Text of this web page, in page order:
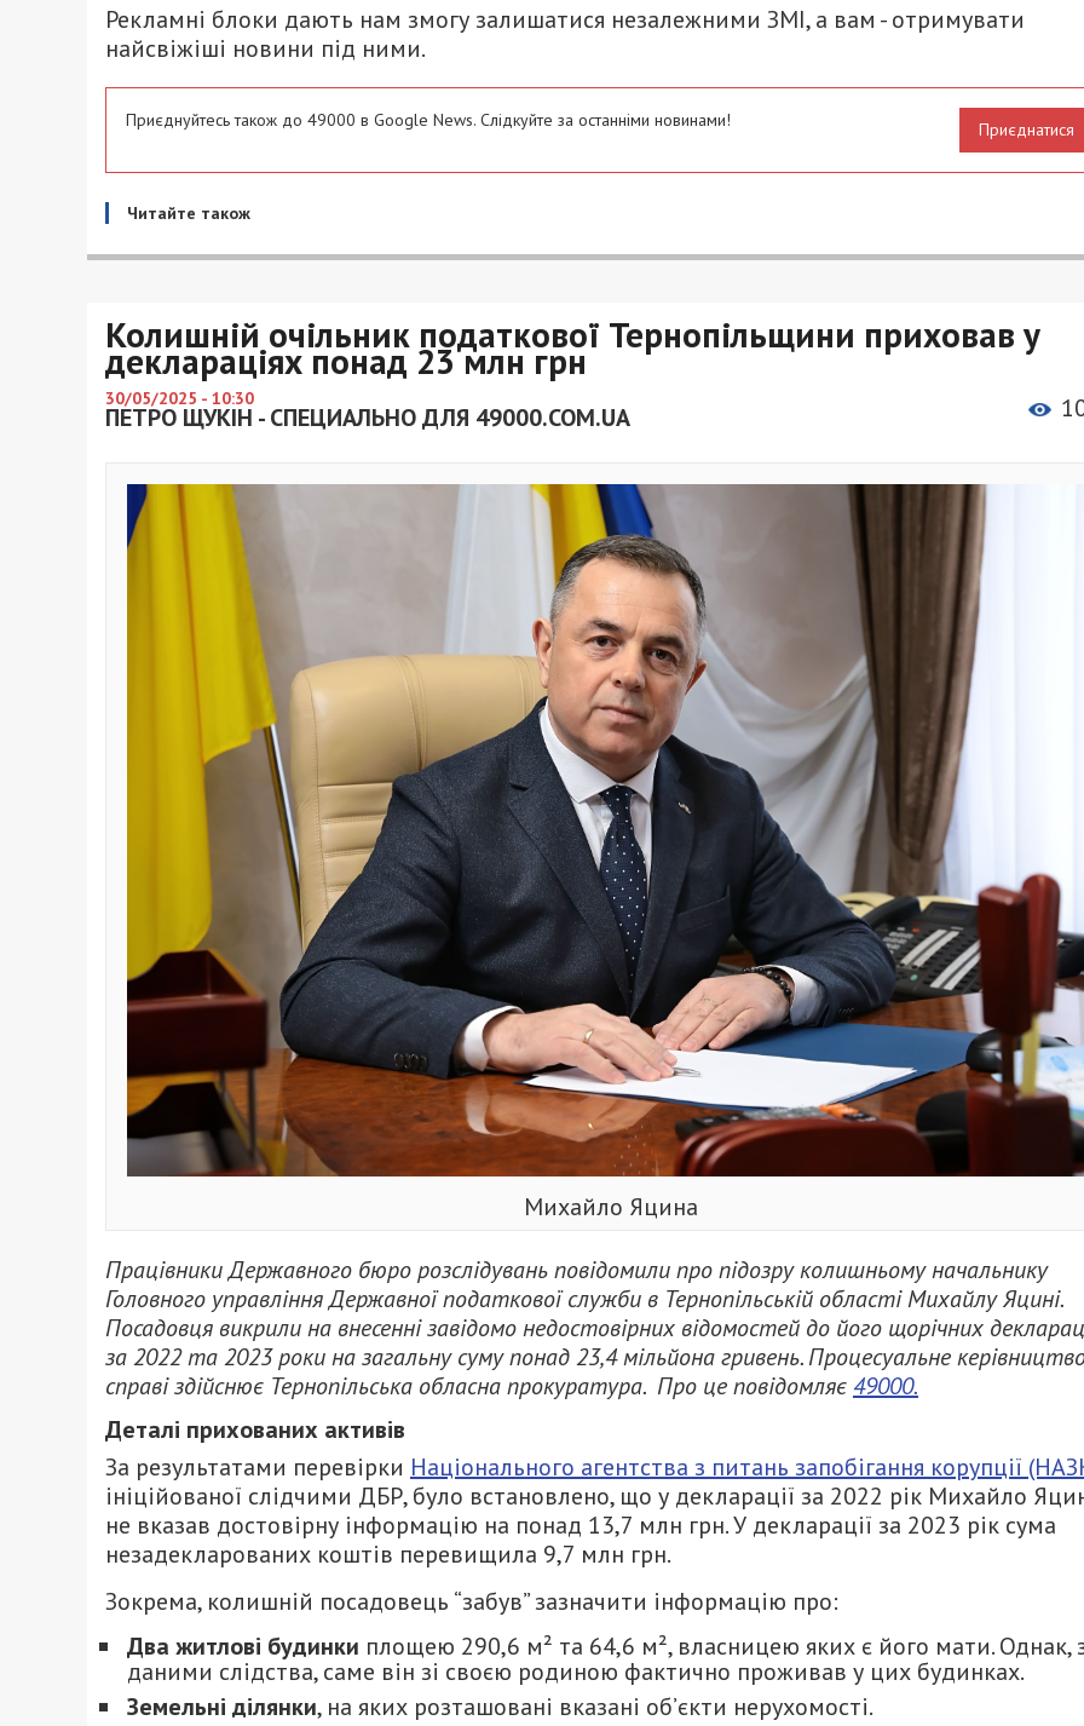
Рекламні блоки дають нам змогу залишатися незалежними ЗМІ, а вам - отримувати
найсвіжіші новини під ними.
Приєднуйтесь також до 49000 в Google News. Слідкуйте за останніми новинами! Приєднатися
Читайте також
Колишній очільник податкової Тернопільщини приховав у
деклараціях понад 23 млн грн
30/05/2025 - 10:30
ПЕТРО ЩУКІН - СПЕЦИАЛЬНО ДЛЯ 49000.COM.UA
Михайло Яцина
Працівники Державного бюро розслідувань повідомили про підозру колишньому начальнику
Головного управління Державної податкової служби в Тернопільській області Михайлу Яцині.
Посадовця викрили на внесенні завідомо недостовірних відомостей до його щорічних
за 2022 та 2023 роки на загальну суму понад 23,4 мільйона гривень. Процесуальне
справі здійснює Тернопільська обласна прокуратура. Про це повідомляє49000.
Деталі прихованих активів
За результатами перевірки Національного агентства з питань запобігання корупції
ініційованої слідчими ДБР, було встановлено, що у декларації за 2022 рік Михайло
не вказав достовірну інформацію на понад 13,7 млн грн. У декларації за 2023 рік сума
незадекларованих коштів перевищила 9,7 млн грн.
Зокрема, колишній посадовець “забув” зазначити інформацію про:
Два житлові будинки площею 290,6 м² та 64,6 м², власницею яких є його мати. Однак,
даними слідства, саме він зі своєю родиною фактично проживав у цих будинках.
Земельні ділянки, на яких розташовані вказані об’єкти нерухомості.